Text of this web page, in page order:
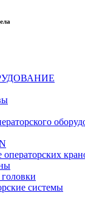
системы